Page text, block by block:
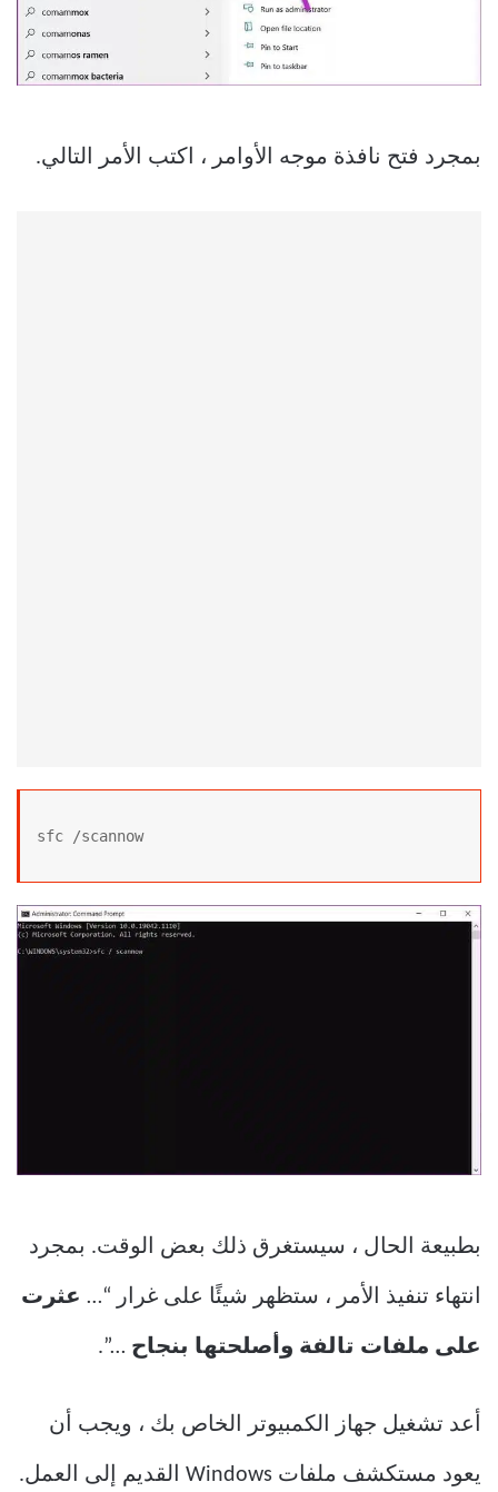
بمجرد فتح نافذة موجه الأوامر ، اكتب الأمر التالي.
sfc /scannow
بطبيعة الحال ، سيستغرق ذلك بعض الوقت. بمجرد
انتهاء تنفيذ الأمر ، ستظهر شيئًا على غرار “… عثرت
على ملفات تالفة وأصلحتها بنجاح …”.
أعد تشغيل جهاز الكمبيوتر الخاص بك ، ويجب أن
يعود مستكشف ملفات Windows القديم إلى العمل.